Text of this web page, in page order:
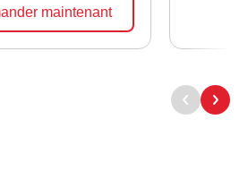
maintenant